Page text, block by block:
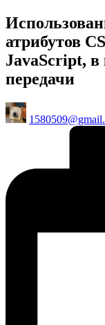
атрибутов
JavaScript, в
передачи
Posted
by